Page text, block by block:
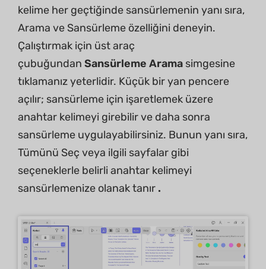
kelime her geçtiğinde sansürlemenin yanı sıra,
Arama ve Sansürleme özelliğini deneyin.
Çalıştırmak için üst araç
çubuğundan Sansürleme Arama simgesine
tıklamanız yeterlidir. Küçük bir yan pencere
açılır; sansürleme için işaretlemek üzere
anahtar kelimeyi girebilir ve daha sonra
sansürleme uygulayabilirsiniz. Bunun yanı sıra,
Tümünü Seç veya ilgili sayfalar gibi
seçeneklerle belirli anahtar kelimeyi
sansürlemenize olanak tanır .